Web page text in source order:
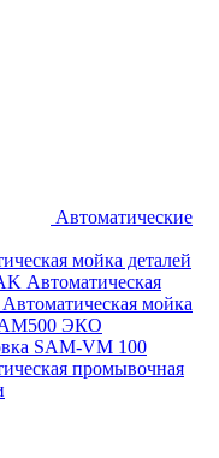
Автоматические
мойка деталей
Автоматическая
Автоматическая мойка
АМ500 ЭКО
SAM-VM 100
промывочная